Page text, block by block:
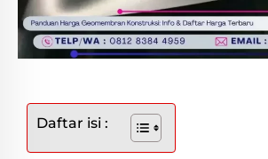
Daftar isi :